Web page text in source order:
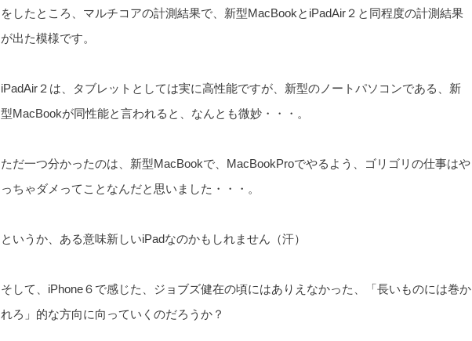
をしたところ、マルチコアの計測結果で、新型MacBookとiPadAir２と同程度の計測結果
が出た模様です。
iPadAir２は、タブレットとしては実に高性能ですが、新型のノートパソコンである、新
型MacBookが同性能と言われると、なんとも微妙・・・。
ただ一つ分かったのは、新型MacBookで、MacBookProでやるよう、ゴリゴリの仕事はや
っちゃダメってことなんだと思いました・・・。
というか、ある意味新しいiPadなのかもしれません（汗）
そして、iPhone６で感じた、ジョブズ健在の頃にはありえなかった、「長いものには巻か
れろ」的な方向に向っていくのだろうか？